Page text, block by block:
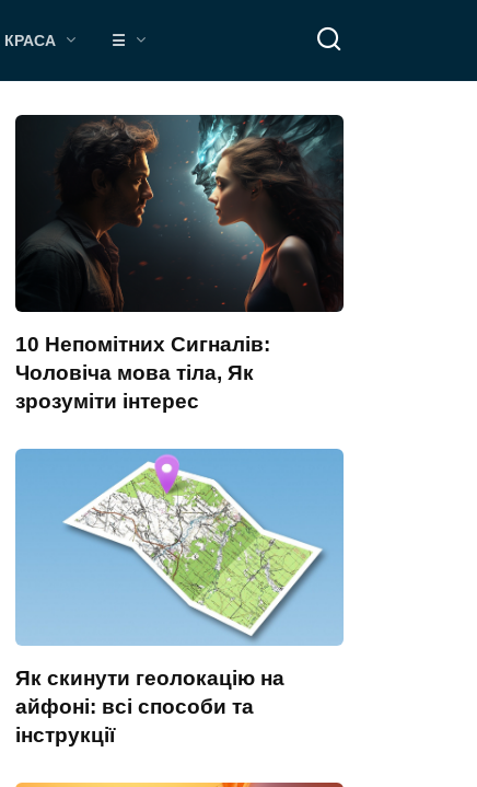
☰
10 Непомітних Сигналів:
Чоловіча мова тіла, Як
зрозуміти інтерес
Як скинути геолокацію на
айфоні: всі способи та
інструкції